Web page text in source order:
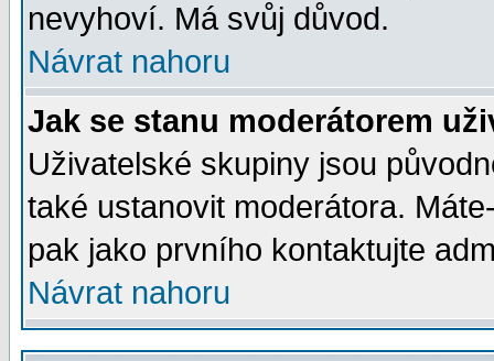
nevyhoví. Má svůj důvod.
Návrat nahoru
Jak se stanu moderátorem
Uživatelské skupiny jsou
také ustanovit moderátora.
pak jako prvního kontaktujte
Návrat nahoru